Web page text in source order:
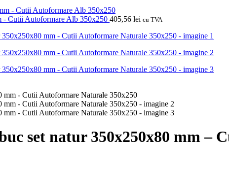
- Cutii Autoformare Alb 350x250 405,56 lei cu TVA
set natur 350x250x80 mm –